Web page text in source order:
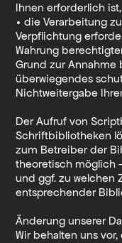
Ihnen erforderlich ist,
• die Verarbeitung
Verpflichtung
Wahrung
Grund zur Annahme
überwiegendes
Nichtweitergabe
Der Aufruf von
Schriftbibliotheken
zum Betreiber der
theoretisch möglich
und ggf. zu welchen
entsprechender
Änderung unserer
Wir behalten uns